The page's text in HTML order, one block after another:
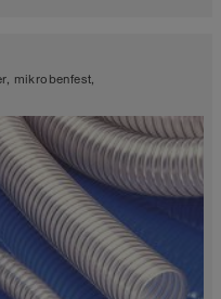
Mehrzweckschlauch +
mikrobenfest,